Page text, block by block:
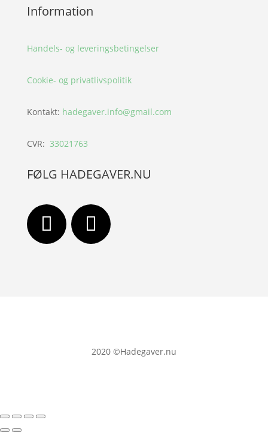
Information
Handels- og leveringsbetingelser
Cookie- og privatlivspolitik
Kontakt: hadegaver.info@gmail.com
CVR: 33021763
FØLG HADEGAVER.NU
2020 ©Hadegaver.nu